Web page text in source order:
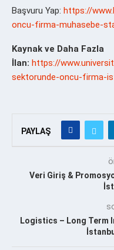
Başvuru Yap: https://
oncu-firma-muhasebe-
Kaynak ve Daha Fazla
İlan: https://
sektorunde-oncu-firma-
PAYLAŞ
Veri Giriş &
Logistics – Long Term